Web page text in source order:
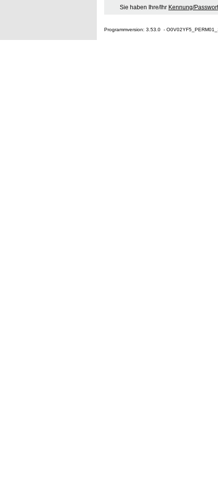
Sie haben Ihre/Ihr Kennung/
Programmversion: 3.53.0 -